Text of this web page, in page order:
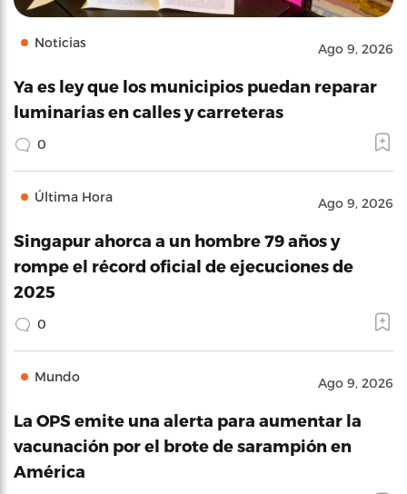
Noticias Ago 9, 2026
Ya es ley que los municipios puedan reparar
luminarias en calles y carreteras
0
Última Hora Ago 9, 2026
Singapur ahorca a un hombre 79 años y
rompe el récord oficial de ejecuciones de
2025
0
Mundo Ago 9, 2026
La OPS emite una alerta para aumentar la
vacunación por el brote de sarampión en
América